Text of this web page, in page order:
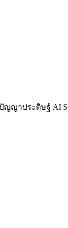
ญาประดิษฐ์ AI